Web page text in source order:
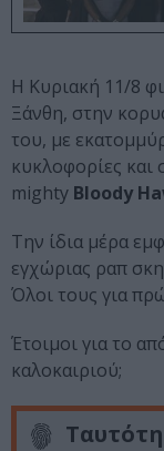
Η Κυριακή 11/8
Ξάνθη, στην
του, με
κυκλοφορίες και
mighty Bloody
Την ίδια μέρα
εγχώριας ραπ
Όλοι τους για
Έτοιμοι για το
καλοκαιριού;